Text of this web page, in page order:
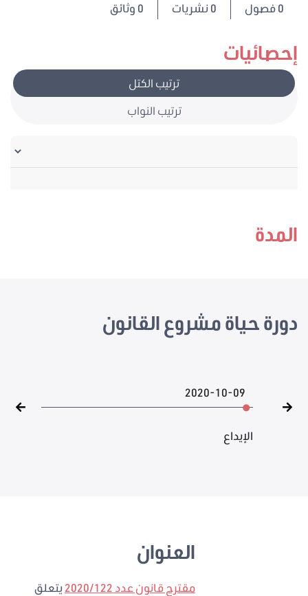
إحصائيات
ترتيب الكتل
ترتيب النواب
0فصول 0 نشريات 0 وثائق
المدة
دورة حياة مشروع القانون
2020-10-09
الإيداع
العنوان
مقترح قانون عدد 2020/122
يتعلق